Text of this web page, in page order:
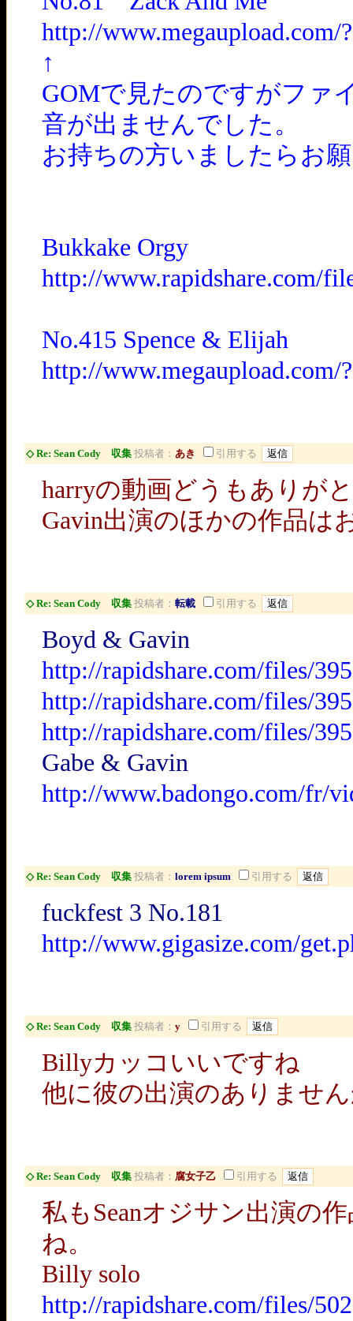
http://www.megaupload.com/
↑
GOMで見たのですがファ
音が出ませんでした。
お持ちの方いましたらお
Bukkake Orgy
http://www.rapidshare.com/
No.415 Spence & Elijah
http://www.megaupload.com/
◇ Re: Sean Cody 収集 投稿者： あき 引用する
harryの動画どうもありが
Gavin出演のほかの作品は
◇ Re: Sean Cody 収集 投稿者： 転載 引用する
Boyd & Gavin
http://rapidshare.com/files/
http://rapidshare.com/files/
http://rapidshare.com/files/
Gabe & Gavin
http://www.badongo.com/fr/
◇ Re: Sean Cody 収集 投稿者： lorem ipsum 引用する
fuckfest 3 No.181
http://www.gigasize.com/
◇ Re: Sean Cody 収集 投稿者： y 引用する
Billyカッコいいですね
他に彼の出演のありませ
◇ Re: Sean Cody 収集 投稿者： 腐女子乙 引用する
私もSeanオジサン出演の
ね。
Billy solo
http://rapidshare.com/files/